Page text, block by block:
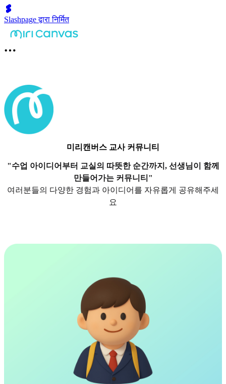
Slashpage द्वारा निर्मित
미리캔버스 교사 커뮤니티
"수업 아이디어부터 교실의 따뜻한 순간까지, 선생님이 함께
만들어가는 커뮤니티"
여러분들의 다양한 경험과 아이디어를 자유롭게 공유해주세
요